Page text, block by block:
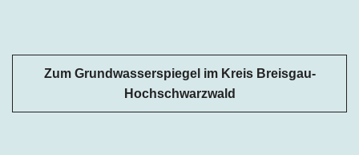
Zum Grundwasserspiegel im Kreis Breisgau-
Hochschwarzwald